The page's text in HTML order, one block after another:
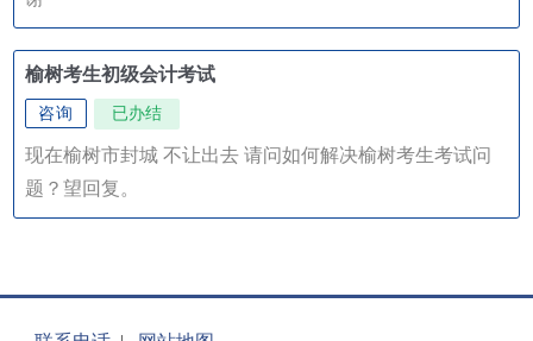
榆树考生初级会计考试
咨询 已办结
现在榆树市封城 不让出去 请问如何解决榆树考生考试问
题？望回复。